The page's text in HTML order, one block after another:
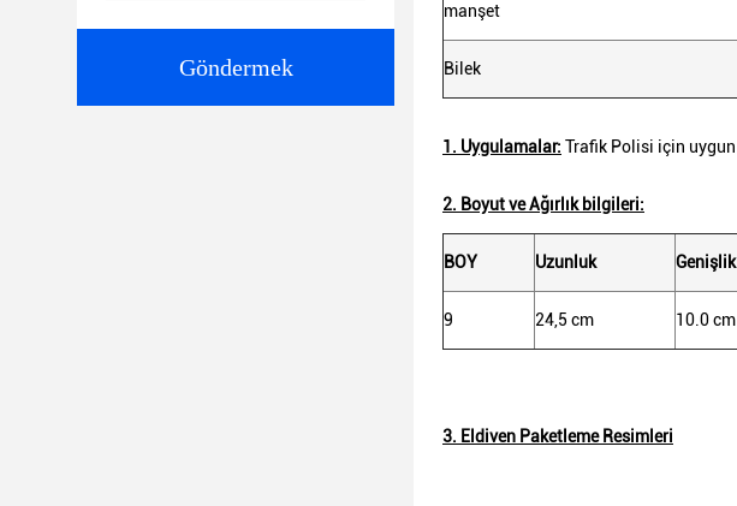
Göndermek
manşet
Bilek
1. Uygulamalar: Trafik Polisi için uygun
2. Boyut ve Ağırlık bilgileri:
BOY Uzunluk Genişlik
9 24,5 cm 10.0 cm
3. Eldiven Paketleme Resimleri